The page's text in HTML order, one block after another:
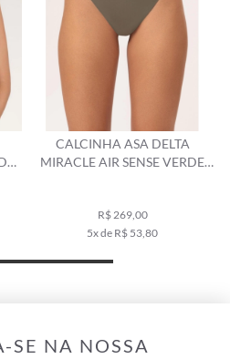
CALCINHA ASA DELTA
MIRACLE AIR SENSE VERDE
R$ 269,00
5x de R$ 53,80
SE NA NOSSA